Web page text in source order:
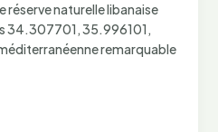
réserve naturelle libanaise
34.307701, 35.996101,
remarquable